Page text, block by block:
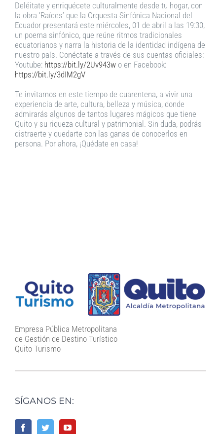
Deléitate y enriquécete culturalmente desde tu hogar, con
la obra ‘Raíces’ que la Orquesta Sinfónica Nacional del
Ecuador presentará este miércoles, 01 de abril a las 19:30,
un poema sinfónico, que reúne ritmos tradicionales
ecuatorianos y narra la historia de la identidad indígena de
nuestro país. Conéctate a través de sus cuentas oficiales:
Youtube: https://bit.ly/2Uv943w o en Facebook:
https://bit.ly/3dIM2gV
Te invitamos en este tiempo de cuarentena, a vivir una
experiencia de arte, cultura, belleza y música, donde
admirarás algunos de tantos lugares mágicos que tiene
Quito y su riqueza cultural y patrimonial. Sin duda, podrás
distraerte y quedarte con las ganas de conocerlos en
persona. Por ahora, ¡Quédate en casa!
Empresa Pública Metropolitana
de Gestión de Destino Turístico
Quito Turismo
SÍGANOS EN: